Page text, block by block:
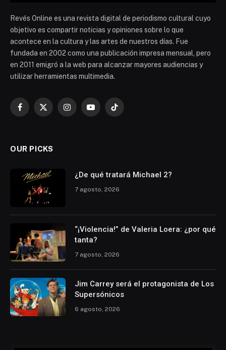
Revés Online es una revista digital de periodismo cultural cuyo
objetivo es compartir noticias y opiniones sobre lo que
acontece en la cultura y las artes de nuestros días. Fue
fundada en 2002 como una publicación impresa mensual, pero
en 2011 emigró a la web para alcanzar mayores audiencias y
utilizar herramientas multimedia.
Facebook
X
InstagramYouTubeTikTok
OUR PICKS
¿De qué tratará Michael 2?
7 agosto, 2026
“¡Violencia!” de Valeria Loera: ¿por qué
tanta?
7 agosto, 2026
Jim Carrey será el protagonista de Los
Supersónicos
6 agosto, 2026